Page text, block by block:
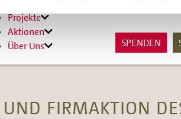
Projekte
Aktionen
Über Uns
SPENDEN
FIRMAKTION